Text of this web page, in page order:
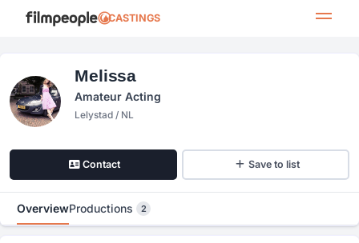
CASTINGS
Melissa
Amateur Acting
Lelystad / NL
Contact Save to list
OverviewProductions 2